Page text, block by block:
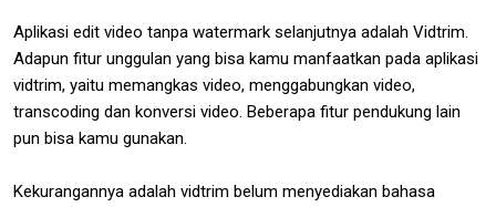
Aplikasi edit video tanpa watermark selanjutnya adalah Vidtrim.
Adapun fitur unggulan yang bisa kamu manfaatkan pada aplikasi
vidtrim, yaitu memangkas video, menggabungkan video,
transcoding dan konversi video. Beberapa fitur pendukung lain
pun bisa kamu gunakan.
Kekurangannya adalah vidtrim belum menyediakan bahasa